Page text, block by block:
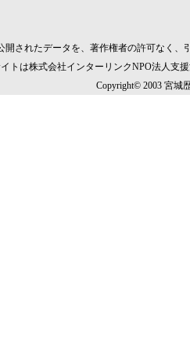
開されたデータを、著作権者の許可なく
トは株式会社インターリンクNPO法人支
Copyright© 2003 宮城